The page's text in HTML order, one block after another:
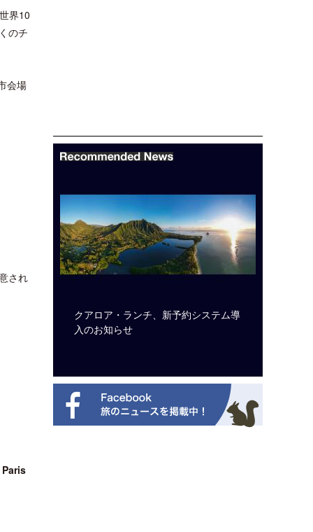
界10
のチ
会場
され
クアロア・ランチ、新予約システム導
入のお知らせ